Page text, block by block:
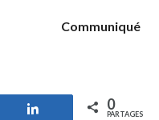
Communiqué
Partagez 0
PARTAGES